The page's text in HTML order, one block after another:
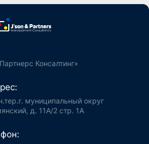
Консалтинг»
муниципальный округ
д. 11А/2 стр. 1А